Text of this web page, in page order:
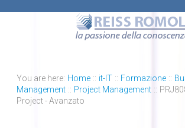
You are here: Home :: it-IT :: Formazione ::
Management :: Project Management ::
Project - Avanzato